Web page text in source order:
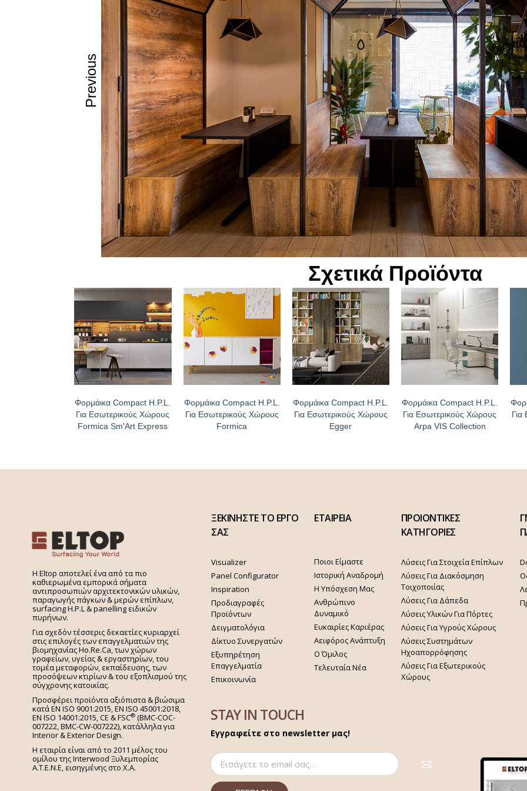
Previous
Σχετικά Προϊόντα
Φορμάικα Compact H.P.L.
Για Εσωτερικούς Χώρους
Formica Sm'Art Express
Φορμάικα Compact H.P.L.
Για Εσωτερικούς Χώρους
Formica
Φορμάικα Compact H.P.L.
Για Εσωτερικούς Χώρους
Egger
Φορμάικα Compact H.P.L.
Για Εσωτερικούς Χώρους
Arpa VIS Collection
H Eltop αποτελεί ένα από τα πιο
καθιερωμένα εμπορικά σήματα
αντιπροσωπιών αρχιτεκτονικών υλικών,
παραγωγής πάγκων & μερών επίπλων,
surfacing H.P.L & panelling ειδικών
πυρήνων.
Για σχεδόν τέσσερις δεκαετίες κυριαρχεί
στις επιλογές των επαγγελματιών της
βιομηχανίας Ho.Re.Ca, των χώρων
γραφείων, υγείας & εργαστηρίων, του
τομέα μεταφορών, εκπαίδευσης, των
προσόψεων κτιρίων & του εξοπλισμού της
σύγχρονης κατοικίας.
Προσφέρει προϊόντα αξιόπιστα & βιώσιμα
κατά EN ISO 9001:2015, EN ISO 45001:2018,
EN ISO 14001:2015,CE & FSC® (BMC-COC-
007222, BMC-CW-007222), κατάλληλα για
Interior & Exterior Design.
Η εταιρία είναι από το 2011 μέλος του
ομίλου της Interwood Ξυλεμπορίας
Α.Τ.Ε.Ν.Ε, εισηγμένης στο Χ.A.
ΞΕΚΙΝΗΣΤΕ ΤΟ ΕΡΓΟ
ΣΑΣ
Visualizer
Panel Configurator
Inspiration
Προδιαγραφές
Προϊόντων
Δειγματολόγια
Δίκτυο Συνεργατών
Εξυπηρέτηση
Επαγγελματία
Επικοινωνία
ΕΤΑΙΡΕΙΑ
Ποιοι Είμαστε
Ιστορική Αναδρομή
Η Υπόσχεση Μας
Ανθρώπινο
Δυναμικό
Ευκαιρίες Καριέρας
Αειφόρος Ανάπτυξη
Ο Όμιλος
Τελευταία Νέα
ΠΡΟΙΟΝΤΙΚΕΣ
ΚΑΤΗΓΟΡΙΕΣ
Λύσεις Για Στοιχεία Επίπλων
Λύσεις Για Διακόσμηση
Τοιχοποιίας
Λύσεις Για Δάπεδα
Λύσεις Υλικών Για Πόρτες
Λύσεις Για Υγρούς Χώρους
Λύσεις Συστημάτων
Ηχοαπορρόφησης
Λύσεις Για Εξωτερικούς
Χώρους
STAY IN TOUCH
Εγγραφείτε στο newsletter μας!